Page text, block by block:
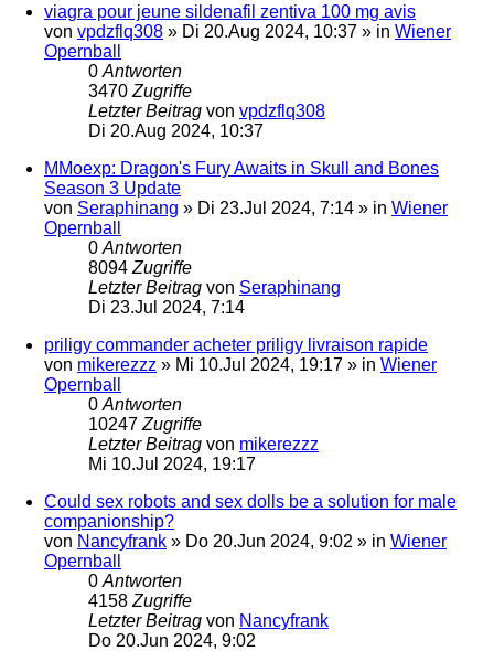
viagra pour jeune sildenafil zentiva 100 mg avis
von vpdzflq308 » Di 20.Aug 2024, 10:37 » in Wiener
Opernball
0 Antworten
3470 Zugriffe
Letzter Beitrag von vpdzflq308
Di 20.Aug 2024, 10:37
MMoexp: Dragon's Fury Awaits in Skull and Bones
Season 3 Update
von Seraphinang » Di 23.Jul 2024, 7:14 » in Wiener
Opernball
0 Antworten
8094 Zugriffe
Letzter Beitrag von Seraphinang
Di 23.Jul 2024, 7:14
priligy commander acheter priligy livraison rapide
von mikerezzz » Mi 10.Jul 2024, 19:17 » in Wiener
Opernball
0 Antworten
10247 Zugriffe
Letzter Beitrag von mikerezzz
Mi 10.Jul 2024, 19:17
Could sex robots and sex dolls be a solution for male
companionship?
von Nancyfrank » Do 20.Jun 2024, 9:02 » in Wiener
Opernball
0 Antworten
4158 Zugriffe
Letzter Beitrag von Nancyfrank
Do 20.Jun 2024, 9:02